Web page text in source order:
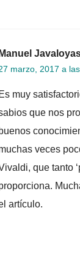
Manuel
marzo, 2017 a
Es muy
que nos
buenos
veces
que tanto
artículo.